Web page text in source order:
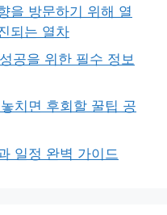
을 방문하기 위해 열
되는 열차
공을 위한 필수 정보
치면 후회할 꿀팁 공
일정 완벽 가이드